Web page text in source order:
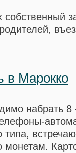
в Маpокко
набрать
типа,
монетам.